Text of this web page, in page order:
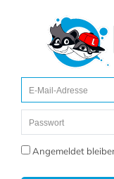
Angemeldet